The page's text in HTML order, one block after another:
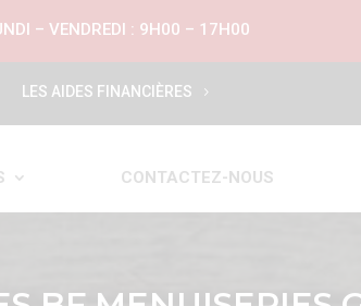
– VENDREDI : 9H00 – 17H00
LES AIDES FINANCIÈRES
CONTACTEZ-NOUS